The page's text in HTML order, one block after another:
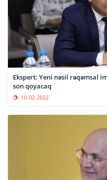
Ekspert: Yeni nəsil rəqəmsal
son qoyacaq
10-02-2022